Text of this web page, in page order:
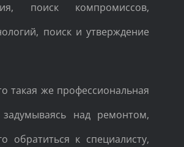
поиск компромиссов,
поиск и утверждение
такая же профессиональная
над ремонтом,
обратиться к специалисту,